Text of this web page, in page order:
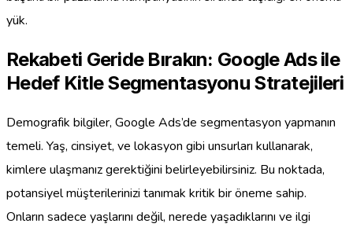
yük.
Rekabeti Geride Bırakın: Google Ads ile
Hedef Kitle Segmentasyonu Stratejileri
Demografik bilgiler, Google Ads’de segmentasyon yapmanın
temeli. Yaş, cinsiyet, ve lokasyon gibi unsurları kullanarak,
kimlere ulaşmanız gerektiğini belirleyebilirsiniz. Bu noktada,
potansiyel müşterilerinizi tanımak kritik bir öneme sahip.
Onların sadece yaşlarını değil, nerede yaşadıklarını ve ilgi